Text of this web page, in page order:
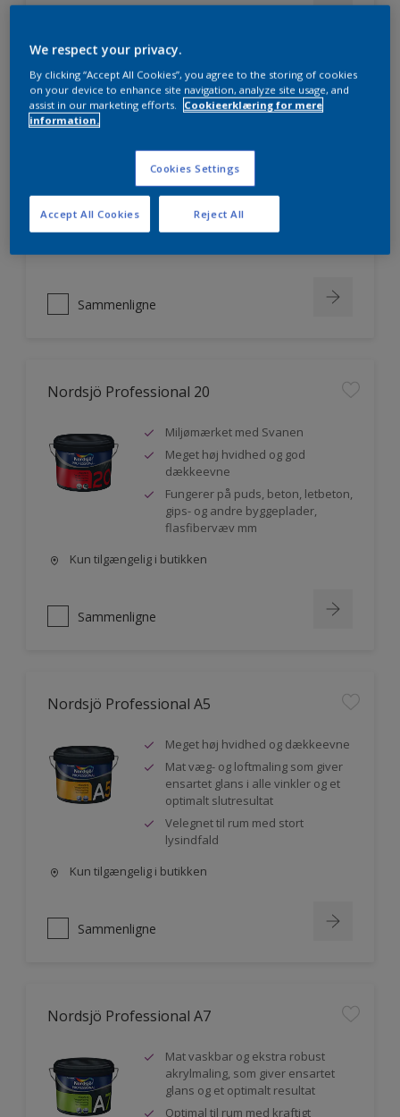
Nordsjö Professional 10
Ensartet glat og flot finish - også i
mørke farver
Lettere at fordele malingen
Fremragende dækkeevne
Sammenligne
Nordsjö Professional 20
Miljømærket med Svanen
Meget høj hvidhed og god
dækkeevne
Fungerer på puds, beton, letbeton,
gips- og andre byggeplader,
flasfibervæv mm
Kun tilgængelig i butikken
Sammenligne
Nordsjö Professional A5
Meget høj hvidhed og dækkeevne
Mat væg- og loftmaling som giver
ensartet glans i alle vinkler og et
optimalt slutresultat
Velegnet til rum med stort
lysindfald
Kun tilgængelig i butikken
Sammenligne
Nordsjö Professional A7
Mat vaskbar og ekstra robust
akrylmaling, som giver ensartet
glans og et optimalt resultat
Optimal til rum med kraftigt
We respect your privacy.
By clicking “Accept All Cookies”, you agree to the storing of cookies
on your device to enhance site navigation, analyze site usage, and
assist in our marketing efforts.
Cookieerklæring for mere
information.
Cookies Settings
Reject All
Accept All Cookies